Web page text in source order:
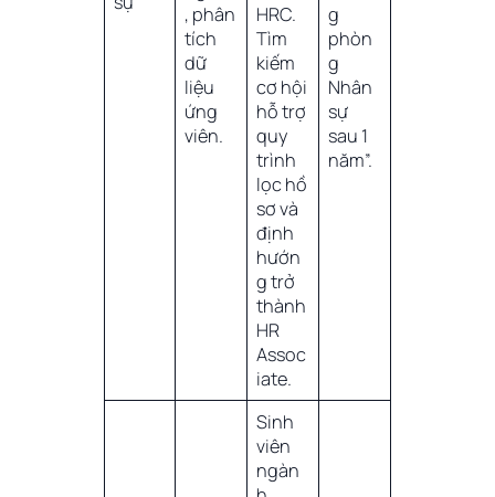
, phân
tích
dữ
liệu
ứng
viên.
HRC.
Tìm
kiếm
cơ hội
hỗ trợ
quy
trình
lọc hồ
sơ và
định
hướn
g trở
thành
HR
Assoc
iate.
g
phòn
g
Nhân
sự
sau 1
năm”.
Sinh
viên
ngàn